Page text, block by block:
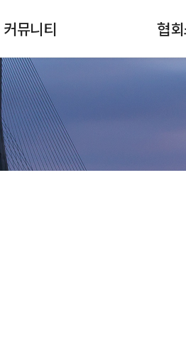
커뮤니티
스
소식
내
세미나
채용
협
조직